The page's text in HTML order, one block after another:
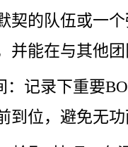
契的队伍或一
并能在与其他
：记录下重要
到位，避免无功